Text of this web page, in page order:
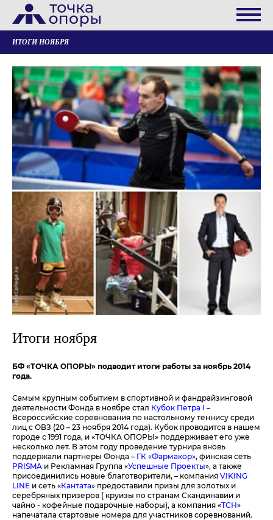
ИТОГИ НОЯБРЯ
Итоги ноября
БФ «ТОЧКА ОПОРЫ» подводит итоги работы за ноябрь 2014
года.
Самым крупным событием в спортивной и фандрайзинговой
деятельности Фонда в ноябре стал Кубок Петра I –
Всероссийские соревнования по настольному теннису среди
лиц с ОВЗ (20 – 23 ноября 2014 года). Кубок проводится в нашем
городе с 1991 года, и «ТОЧКА ОПОРЫ» поддерживает его уже
несколько лет. В этом году проведение турнира вновь
поддержали партнеры Фонда – ГК «Фармакор», финская сеть
PRISMA и Рекламная Группа «Успешные Проекты», а также
присоединились новые благотворители, – компанияVIKING
LINE и сеть «Кантата» предоставили призы для золотых и
серебряных призеров ( круизы по странам Скандинавии и
чайно - кофейные подарочные наборы), а компания «ТСН»
напечатала стартовые номера для участников соревнований.